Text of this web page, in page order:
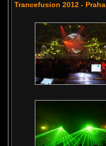
Trancefusion 2012 - Praha